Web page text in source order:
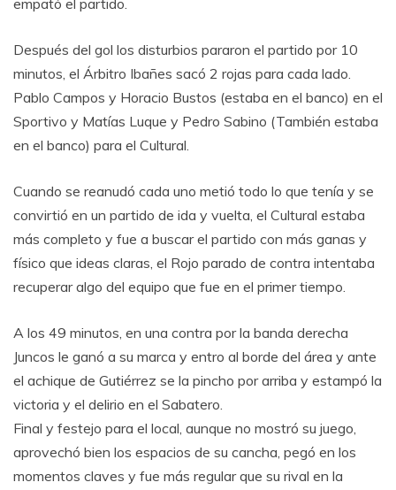
empató el partido.
Después del gol los disturbios pararon el partido por 10
minutos, el Árbitro Ibañes sacó 2 rojas para cada lado.
Pablo Campos y Horacio Bustos (estaba en el banco) en el
Sportivo y Matías Luque y Pedro Sabino (También estaba
en el banco) para el Cultural.
Cuando se reanudó cada uno metió todo lo que tenía y se
convirtió en un partido de ida y vuelta, el Cultural estaba
más completo y fue a buscar el partido con más ganas y
físico que ideas claras, el Rojo parado de contra intentaba
recuperar algo del equipo que fue en el primer tiempo.
A los 49 minutos, en una contra por la banda derecha
Juncos le ganó a su marca y entro al borde del área y ante
el achique de Gutiérrez se la pincho por arriba y estampó la
victoria y el delirio en el Sabatero.
Final y festejo para el local, aunque no mostró su juego,
aprovechó bien los espacios de su cancha, pegó en los
momentos claves y fue más regular que su rival en la